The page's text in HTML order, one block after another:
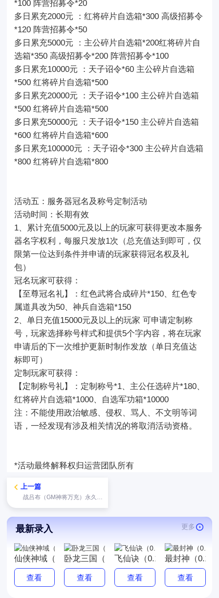
*100 阵营招募令*20
多日累充2000元 ：红将碎片自选箱*300 高级招募令
*120 阵营招募令*50
多日累充5000元 ：主公碎片自选箱*200红将碎片自
选箱*350 高级招募令*200 阵营招募令*100
多日累充10000元 ：天子诏令*60 主公碎片自选箱
*500 红将碎片自选箱*500
多日累充20000元 ：天子诏令*100 主公碎片自选箱
*500 红将碎片自选箱*500
多日累充50000元 ：天子诏令*150 主公碎片自选箱
*600 红将碎片自选箱*600
多日累充100000元 ：天子诏令*300 主公碎片自选箱
*800 红将碎片自选箱*800
活动五：服务器冠名及称号定制活动
活动时间：长期有效
1、累计充值5000元及以上的玩家可获得更改本服务
器名字权利，每服只发放1次（总充值达到即可，仅
限第一位达到条件并申请的玩家获得冠名权及礼
包）
冠名玩家可获得：
【至尊冠名礼】：红色武将合成碎片*150、红色专
属道具改为50、神兵自选箱*150
2、单日充值15000元及以上的玩家 可申请定制称
号，玩家选择称号样式和提供5个字内容，将在玩家
申请后的下一次维护更新时制作发放（单日充值达
标即可）
定制玩家可获得：
【定制称号礼】：定制称号*1、主公任选碎片*180、
红将碎片自选箱*1000、自选军功箱*10000
注：不能使用政治敏感、侵权、骂人、不文明等词
语，一经发现有涉及相关情况的将取消活动资格。
*活动最终解释权归运营团队所有
上一篇
战吕布（GM神将万充）永久活动
最新录入 更多
仙侠神域（送充值卡）
查看
卧龙三国（每周必更0.1折）
查看
飞仙诀（0.1折畅玩版）
查看
最封神（0.1
查看